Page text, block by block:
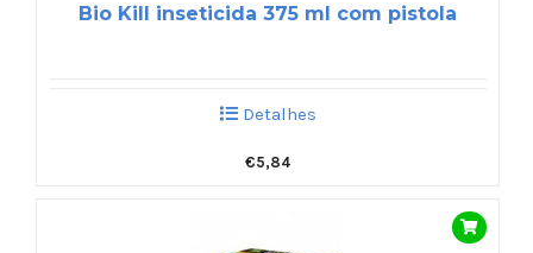
Bio Kill inseticida 375 ml com pistola
Detalhes
€5,84